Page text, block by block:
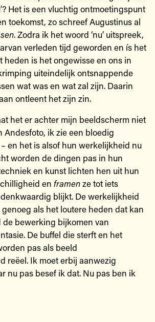
Het is een vluchtig ontmoetingspunt
toekomst, zo schreef Augustinus al
. Zodra ik het woord ‘nu’ uitspreek,
verleden tijd geworden en ís het
heden is het ongewisse en ons in
uiteindelijk ontsnappende
wat was en wat zal zijn. Daarin
ontleent het zijn zin.
het er achter mijn beeldscherm niet
Andesfoto, ik zie een bloedig
en het is alsof hun werkelijkheid nu
worden de dingen pas in hun
en kunst lichten hen uit hun
en framenze tot iets
blijkt. De werkelijkheid
als het loutere heden dat kan
de bewerking bijkomen van
De buffel die sterft en het
pas als beeld
reëel. Ik moet erbij aanwezig
nu pas besef ik dat. Nu pas ben ik